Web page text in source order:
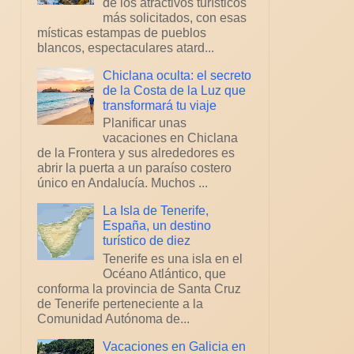
de los atractivos turísticos
más solicitados, con esas
místicas estampas de pueblos
blancos, espectaculares atard...
Chiclana oculta: el secreto
de la Costa de la Luz que
transformará tu viaje
Planificar unas
vacaciones en Chiclana
de la Frontera y sus alrededores es
abrir la puerta a un paraíso costero
único en Andalucía. Muchos ...
La Isla de Tenerife,
España, un destino
turístico de diez
Tenerife es una isla en el
Océano Atlántico, que
conforma la provincia de Santa Cruz
de Tenerife perteneciente a la
Comunidad Autónoma de...
Vacaciones en Galicia en